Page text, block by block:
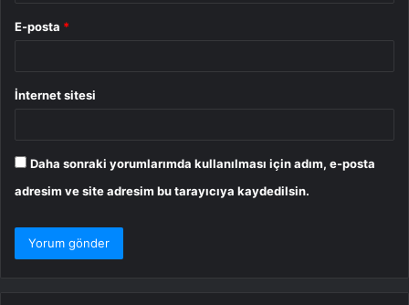
E-posta *
İnternet sitesi
Daha sonraki yorumlarımda kullanılması için adım, e-posta
adresim ve site adresim bu tarayıcıya kaydedilsin.